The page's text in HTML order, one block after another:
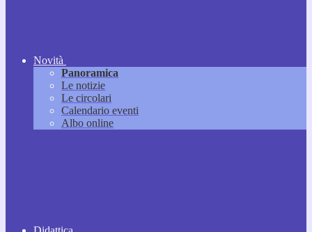
Novità
Panoramica
Le notizie
Le circolari
Calendario eventi
Albo online